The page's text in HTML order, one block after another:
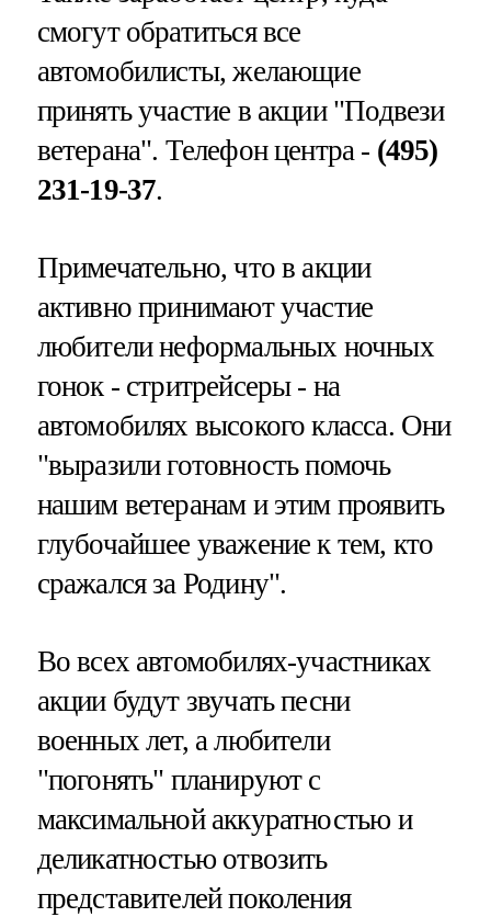
смогут обратиться все
автомобилисты, желающие
принять участие в акции "Подвези
ветерана". Телефон центра - (495)
231-19-37.
Примечательно, что в акции
активно принимают участие
любители неформальных ночных
гонок - стритрейсеры - на
автомобилях высокого класса. Они
"выразили готовность помочь
нашим ветеранам и этим проявить
глубочайшее уважение к тем, кто
сражался за Родину".
Во всех автомобилях-участниках
акции будут звучать песни
военных лет, а любители
"погонять" планируют с
максимальной аккуратностью и
деликатностью отвозить
представителей поколения